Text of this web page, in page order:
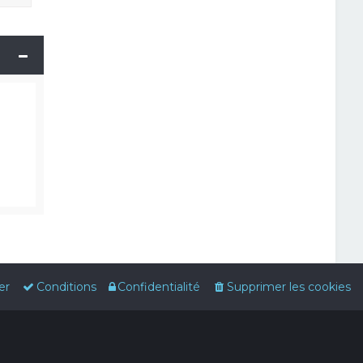
Supprimer les cookies
Confidentialité
Conditions